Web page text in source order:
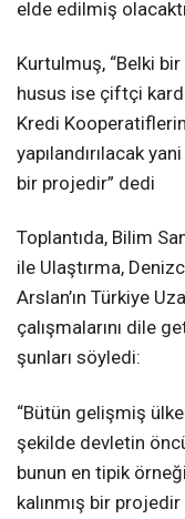
elde edilmiş
Kurtulmuş, “Belki
husus ise çiftçi
Kredi
yapılandırılacak
bir projedir” dedi
Toplantıda, Bilim
ile Ulaştırma,
Arslan’ın Türkiye
çalışmalarını dile
şunları söyledi:
“Bütün gelişmiş
şekilde devletin
bunun en tipik
kalınmış bir